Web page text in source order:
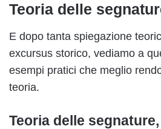
Teoria delle
E dopo tanta spiegazione
excursus storico, vediamo a
esempi pratici che meglio
teoria.
Teoria delle segnature,